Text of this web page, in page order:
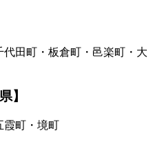
田町・板倉町・邑楽町・大
】
霞町・境町